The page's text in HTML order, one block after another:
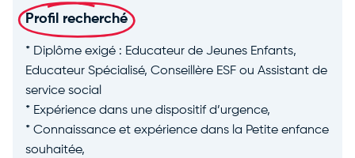
Profil recherché
* Diplôme exigé : Educateur de Jeunes Enfants,
Educateur Spécialisé, Conseillère ESF ou Assistant de
service social
* Expérience dans une dispositif d’urgence,
* Connaissance et expérience dans la Petite enfance
souhaitée,